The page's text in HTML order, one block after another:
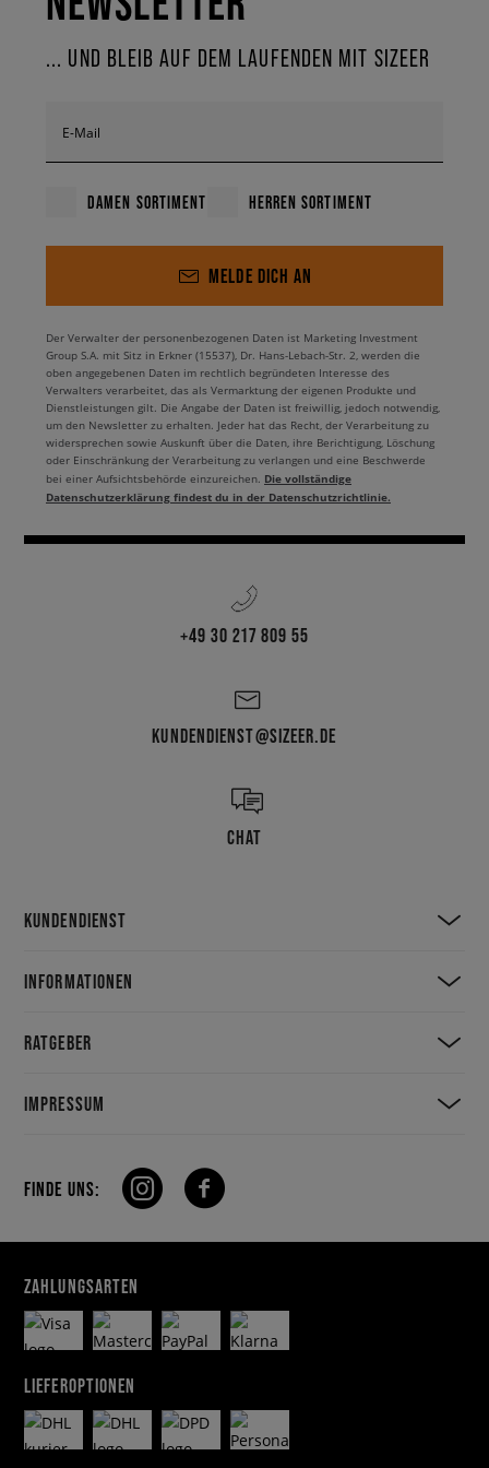
... UND BLEIB AUF DEM LAUFENDEN MIT SIZEER
E-Mail
DAMEN SORTIMENT HERREN SORTIMENT
MELDE DICH AN
Der Verwalter der personenbezogenen Daten ist Marketing Investment
Group S.A. mit Sitz in Erkner (15537), Dr. Hans-Lebach-Str. 2, werden die
oben angegebenen Daten im rechtlich begründeten Interesse des
Verwalters verarbeitet, das als Vermarktung der eigenen Produkte und
Dienstleistungen gilt. Die Angabe der Daten ist freiwillig, jedoch notwendig,
um den Newsletter zu erhalten. Jeder hat das Recht, der Verarbeitung zu
widersprechen sowie Auskunft über die Daten, ihre Berichtigung, Löschung
oder Einschränkung der Verarbeitung zu verlangen und eine Beschwerde
bei einer Aufsichtsbehörde einzureichen. Die vollständige
Datenschutzerklärung findest du in der Datenschutzrichtlinie.
+49 30 217 809 55
KUNDENDIENST@SIZEER.DE
CHAT
KUNDENDIENST
INFORMATIONEN
RATGEBER
IMPRESSUM
FINDE UNS:
ZAHLUNGSARTEN
LIEFEROPTIONEN